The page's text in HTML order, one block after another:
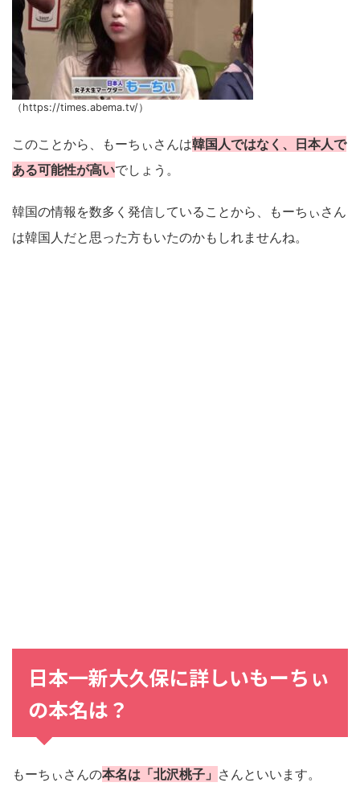
（https://times.abema.tv/）
このことから、もーちぃさんは韓国人ではなく、日本人で
ある可能性が高いでしょう。
韓国の情報を数多く発信していることから、もーちぃさん
は韓国人だと思った方もいたのかもしれませんね。
日本一新大久保に詳しいもーちぃ
の本名は？
もーちぃさんの本名は「北沢桃子」 さんといいます。